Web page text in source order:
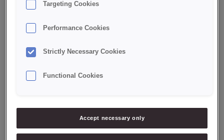
Nadzienie słone/Savoury filling
Pieczywo pro/Pro bread
Pikantne/Spicy
Posypka/Topping
Targeting Cookies
Performance Cookies
Strictly Necessary Cookies
Functional Cookies
Accept necessary only